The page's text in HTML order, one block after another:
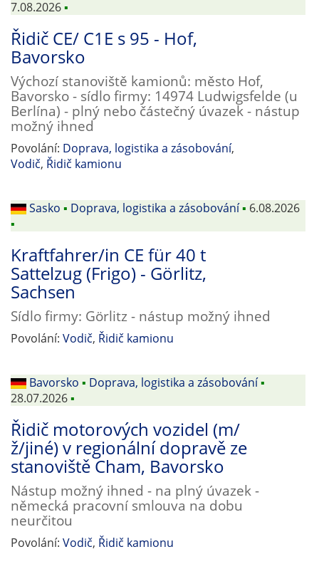
7.08.2026▪
Řidič CE/ C1E s 95 - Hof,
Bavorsko
Výchozí stanoviště kamionů: město Hof,
Bavorsko - sídlo firmy: 14974 Ludwigsfelde (u
Berlína) - plný nebo částečný úvazek - nástup
možný ihned
Povolání: Doprava, logistika a zásobování,
Vodič, Řidič kamionu
Sasko ▪ Doprava, logistika a zásobování▪ 6.08.2026
▪
Kraftfahrer/in CE für 40 t
Sattelzug (Frigo) - Görlitz,
Sachsen
Sídlo firmy: Görlitz - nástup možný ihned
Povolání: Vodič, Řidič kamionu
Bavorsko ▪ Doprava, logistika a zásobování▪
28.07.2026▪
Řidič motorových vozidel (m/
ž/jiné) v regionální dopravě ze
stanoviště Cham, Bavorsko
Nástup možný ihned - na plný úvazek -
německá pracovní smlouva na dobu
neurčitou
Povolání: Vodič, Řidič kamionu